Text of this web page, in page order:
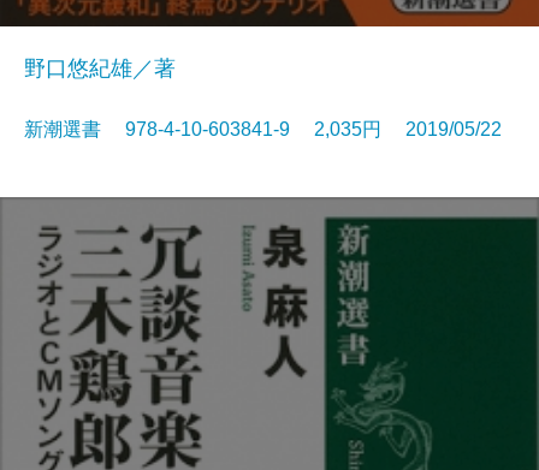
野口悠紀雄／著
新潮選書 978-4-10-603841-9 2,035円 2019/05/22